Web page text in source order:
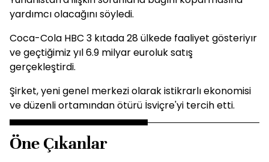
yardımcı olacağını söyledi.
Coca-Cola HBC 3 kıtada 28 ülkede faaliyet gösteriyır
ve geçtiğimiz yıl 6.9 milyar euroluk satış
gerçekleştirdi.
Şirket, yeni genel merkezi olarak istikrarlı ekonomisi
ve düzenli ortamından ötürü İsviçre'yi tercih etti.
Öne Çıkanlar